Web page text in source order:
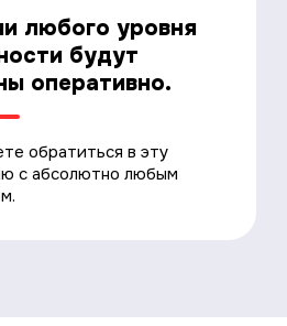
любого уровня
будут
оперативно.
обратиться в эту
с абсолютно любым